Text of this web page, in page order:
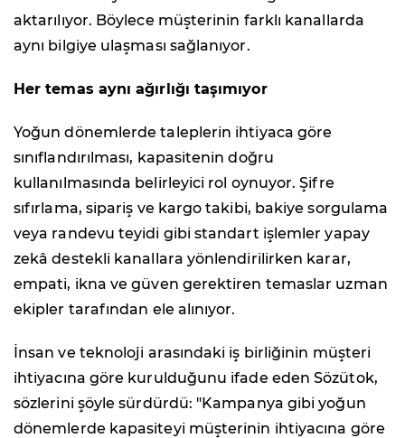
aktarılıyor. Böylece müşterinin farklı kanallarda
aynı bilgiye ulaşması sağlanıyor.
Her temas aynı ağırlığı taşımıyor
Yoğun dönemlerde taleplerin ihtiyaca göre
sınıflandırılması, kapasitenin doğru
kullanılmasında belirleyici rol oynuyor. Şifre
sıfırlama, sipariş ve kargo takibi, bakiye sorgulama
veya randevu teyidi gibi standart işlemler yapay
zekâ destekli kanallara yönlendirilirken karar,
empati, ikna ve güven gerektiren temaslar uzman
ekipler tarafından ele alınıyor.
İnsan ve teknoloji arasındaki iş birliğinin müşteri
ihtiyacına göre kurulduğunu ifade eden Sözütok,
sözlerini şöyle sürdürdü: "Kampanya gibi yoğun
dönemlerde kapasiteyi müşterinin ihtiyacına göre